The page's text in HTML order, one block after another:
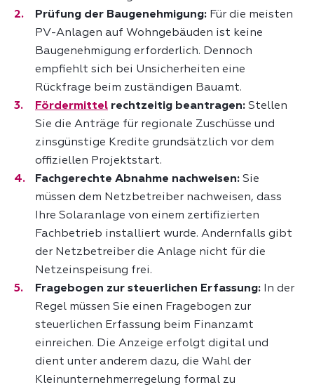
Prüfung der Baugenehmigung: Für die meisten
PV-Anlagen auf Wohngebäuden ist keine
Baugenehmigung erforderlich. Dennoch
empfiehlt sich bei Unsicherheiten eine
Rückfrage beim zuständigen Bauamt.
Fördermittel rechtzeitig beantragen: Stellen
Sie die Anträge für regionale Zuschüsse und
zinsgünstige Kredite grundsätzlich vor dem
offiziellen Projektstart.
Fachgerechte Abnahme nachweisen: Sie
müssen dem Netzbetreiber nachweisen, dass
Ihre Solaranlage von einem zertifizierten
Fachbetrieb installiert wurde. Andernfalls gibt
der Netzbetreiber die Anlage nicht für die
Netzeinspeisung frei.
Fragebogen zur steuerlichen Erfassung: In der
Regel müssen Sie einen Fragebogen zur
steuerlichen Erfassung beim Finanzamt
einreichen. Die Anzeige erfolgt digital und
dient unter anderem dazu, die Wahl der
Kleinunternehmerregelung formal zu